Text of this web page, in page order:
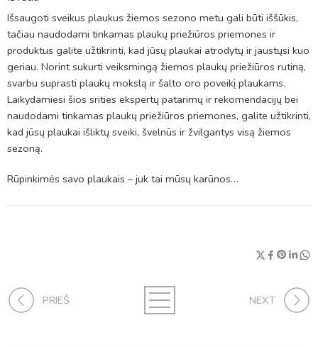
Išsaugoti sveikus plaukus žiemos sezono metu gali būti iššūkis,
tačiau naudodami tinkamas plaukų priežiūros priemones ir
produktus galite užtikrinti, kad jūsų plaukai atrodytų ir jaustųsi kuo
geriau. Norint sukurti veiksmingą žiemos plaukų priežiūros rutiną,
svarbu suprasti plaukų mokslą ir šalto oro poveikį plaukams.
Laikydamiesi šios srities ekspertų patarimų ir rekomendacijų bei
naudodami tinkamas plaukų priežiūros priemones, galite užtikrinti,
kad jūsų plaukai išliktų sveiki, švelnūs ir žvilgantys visą žiemos
sezoną.
Rūpinkimės savo plaukais – juk tai mūsų karūnos…
PRIEŠ NEXT